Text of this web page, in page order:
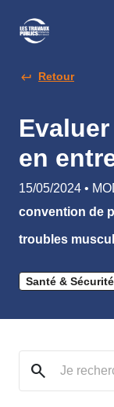
Retour
en
15/05/2024 •
convention de
troubles
Santé & Sécurité
search